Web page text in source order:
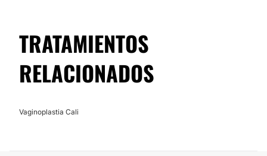
TRATAMIENTOS
RELACIONADOS
Vaginoplastia Cali